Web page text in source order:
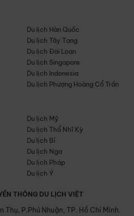
Du lịch Hàn Quốc
Du lịch Tây Tạng
Du lịch Đài Loan
Du lịch Singapore
Du lịch Indonesia
Du lịch Phượng Hoàng Cổ Trấn
Du lịch Mỹ
Du lịch Thổ Nhĩ Kỳ
Du lịch Bỉ
Du lịch Nga
Du lịch Pháp
Du lịch Ý
THÔNG DU LỊCH VIỆT
Thụ, P.Phú Nhuận, TP. Hồ Chí Minh.